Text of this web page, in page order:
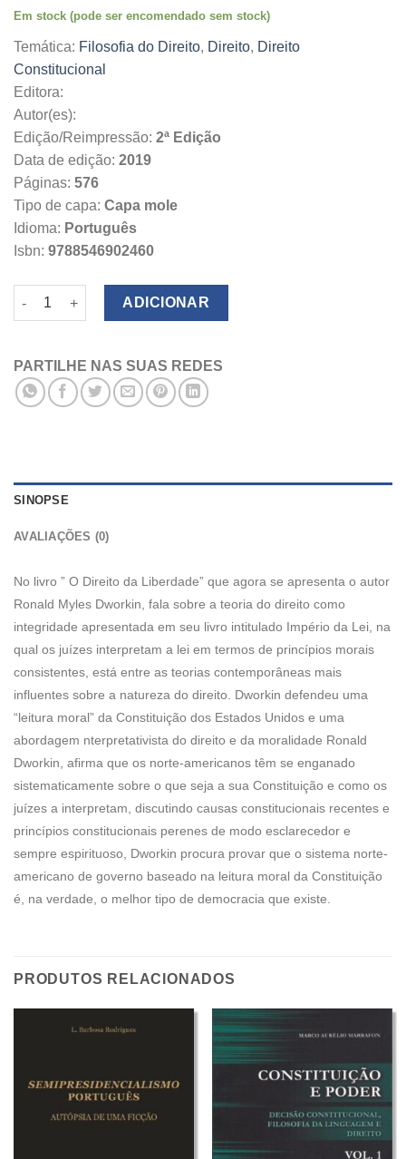
original
52.40€.
atual
47.16€.
Em stock (pode ser encomendado sem stock)
Temática: Filosofia do Direito, Direito, Direito
Constitucional
Editora:
Autor(es):
Edição/Reimpressão: 2ª Edição
Data de edição: 2019
Páginas: 576
Tipo de capa: Capa mole
Idioma: Português
Isbn: 9788546902460
Quantidade de O Direito da Liberdade
ADICIONAR
PARTILHE NAS SUAS REDES
SINOPSE
AVALIAÇÕES (0)
No livro ” O Direito da Liberdade” que agora se apresenta o autor
Ronald Myles Dworkin, fala sobre a teoria do direito como
integridade apresentada em seu livro intitulado Império da Lei, na
qual os juízes interpretam a lei em termos de princípios morais
consistentes, está entre as teorias contemporâneas mais
influentes sobre a natureza do direito. Dworkin defendeu uma
“leitura moral” da Constituição dos Estados Unidos e uma
abordagem nterpretativista do direito e da moralidade Ronald
Dworkin, afirma que os norte-americanos têm se enganado
sistematicamente sobre o que seja a sua Constituição e como os
juízes a interpretam, discutindo causas constitucionais recentes e
princípios constitucionais perenes de modo esclarecedor e
sempre espirituoso, Dworkin procura provar que o sistema norte-
americano de governo baseado na leitura moral da Constituição
é, na verdade, o melhor tipo de democracia que existe.
PRODUTOS RELACIONADOS